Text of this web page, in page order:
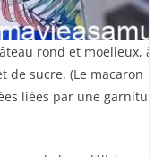
rond et moelleux, à
de sucre. (Le macaron
liées par une garniture